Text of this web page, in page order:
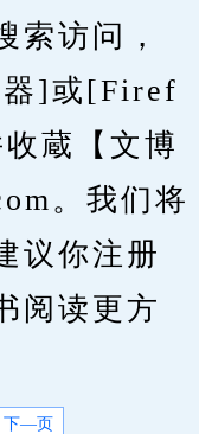
索访问，
器]或[Firef
蔵【文博
。我们将
议你注册
阅读更方
下—页